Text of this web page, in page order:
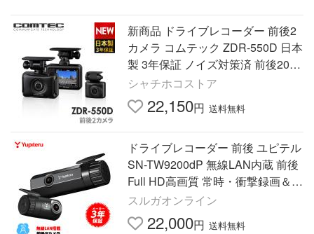
新商品 ドライブレコーダー 前後2
カメラ コムテック ZDR-550D 日本
製 3年保証 ノイズ対策済 前後200
万画素 フルHD高画質 常時 衝撃録
画 GPS搭載 駐車監視対応
シャチホコストア
22,150円 送料無料
ドライブレコーダー 前後 ユピテル
SN-TW9200dP 無線LAN内蔵 前後
Full HD高画質 常時・衝撃録画＆G
PS＆HDR＆STARVIS搭載
スルガオンライン
22,000円 送料無料